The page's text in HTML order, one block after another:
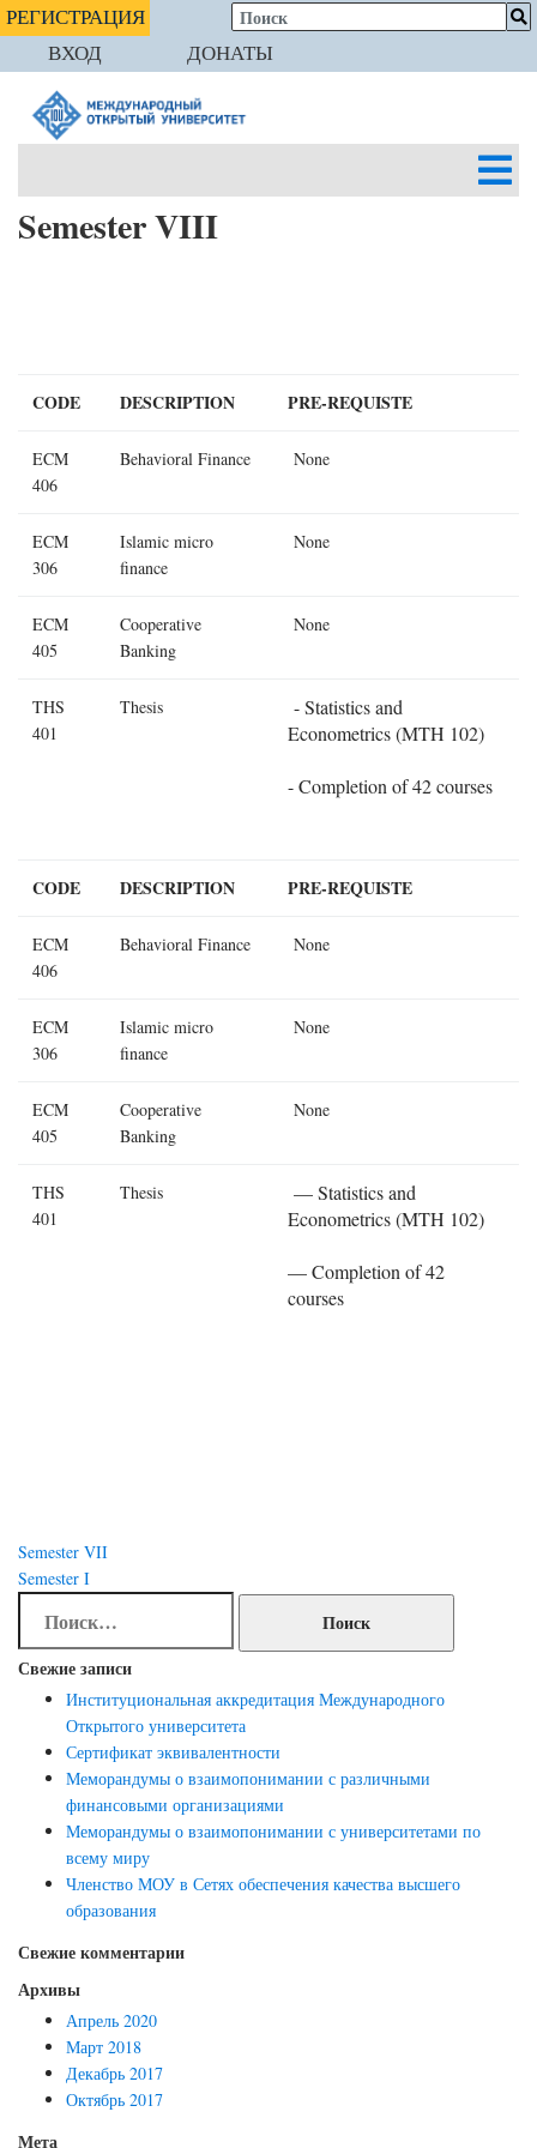
РЕГИСТРАЦИЯ
ВХОД
ДОНАТЫ
Semester VIII
CODE DESCRIPTION PRE-REQUISTE
ECM
406
Behavioral Finance None
ECM
306
Islamic micro
finance
None
ECM
405
Cooperative
Banking
None
THS
401
Thesis
- Statistics and
Econometrics (MTH 102)
- Completion of 42 courses
CODE DESCRIPTION PRE-REQUISTE
ECM
406
Behavioral Finance None
ECM
306
Islamic micro
finance
None
ECM
405
Cooperative
Banking
None
THS
401
Thesis
— Statistics and
Econometrics (MTH 102)
— Completion of 42
courses
Навигация
по
записям
Semester VII
Semester I
Свежие записи
Институциональная аккредитация Международного
Открытого университета
Сертификат эквивалентности
Меморандумы о взаимопонимании с различными
финансовыми организациями
Меморандумы о взаимопонимании с университетами по
всему миру
Членство МОУ в Сетях обеспечения качества высшего
образования
Свежие комментарии
Архивы
Апрель 2020
Март 2018
Декабрь 2017
Октябрь 2017
Мета